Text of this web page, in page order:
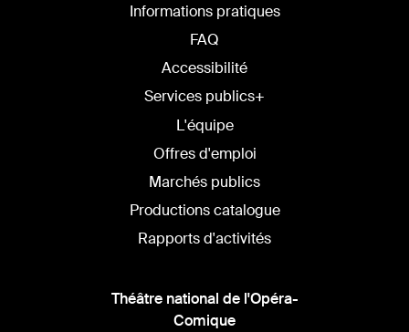
Informations pratiques
FAQ
Accessibilité
Services publics+
L'équipe
Offres d'emploi
Marchés publics
Productions catalogue
Rapports d'activités
Théâtre national de l'Opéra-
Comique